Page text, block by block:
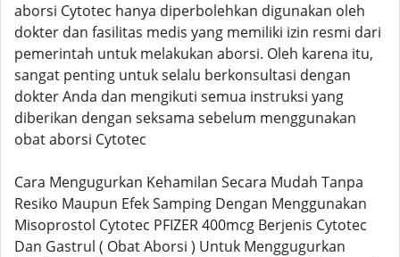
aborsi Cytotec hanya diperbolehkan digunakan oleh
dokter dan fasilitas medis yang memiliki izin resmi dari
pemerintah untuk melakukan aborsi. Oleh karena itu,
sangat penting untuk selalu berkonsultasi dengan
dokter Anda dan mengikuti semua instruksi yang
diberikan dengan seksama sebelum menggunakan
obat aborsi Cytotec
Cara Mengugurkan Kehamilan Secara Mudah Tanpa
Resiko Maupun Efek Samping Dengan Menggunakan
Misoprostol Cytotec PFIZER 400mcg Berjenis Cytotec
Dan Gastrul ( Obat Aborsi ) Untuk Menggugurkan